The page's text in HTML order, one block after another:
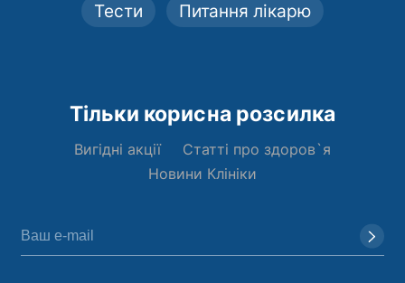
Тести Питання лікарю
Тільки корисна розсилка
Вигідні акції
Статті про здоров`я
Новини Клініки